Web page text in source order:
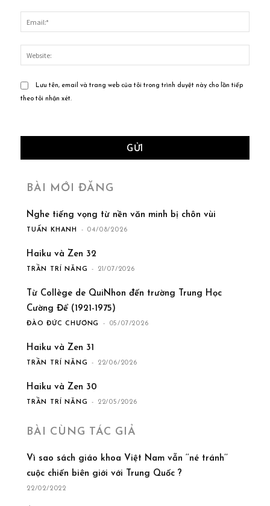
Lưu tên, email và trang web của tôi trong trình duyệt này cho lần tiếp
theo tôi nhận xét.
BÀI MỚI ĐĂNG
Nghe tiếng vọng từ nền văn minh bị chôn vùi
TUẤN KHANH - 04/08/2026
Haiku và Zen 32
TRẦN TRÍ NĂNG - 21/07/2026
Từ Collège de QuiNhon đến trường Trung Học
Cường Để (1921-1975)
ĐÀO ĐỨC CHƯƠNG - 05/07/2026
Haiku và Zen 31
TRẦN TRÍ NĂNG - 22/06/2026
Haiku và Zen 30
TRẦN TRÍ NĂNG - 22/05/2026
BÀI CÙNG TÁC GIẢ
Vì sao sách giáo khoa Việt Nam vẫn ‘‘né tránh’’
cuộc chiến biên giới với Trung Quốc ?
22/02/2022